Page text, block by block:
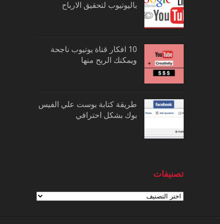
باليوتيوب لتحقيق الارباح
10 افكار قناة يوتيوب ناجحة
ويمكنك الربح منها
طريقة كتابة بوست علي الفيس
بوك بشكل احترافي
تصنيفات
تصنيفات